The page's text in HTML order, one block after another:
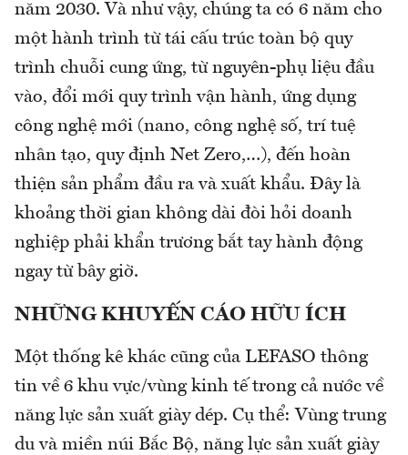
năm 2030. Và như vậy, chúng ta có 6 năm cho
một hành trình từ tái cấu trúc toàn bộ quy
trình chuỗi cung ứng, từ nguyên-phụ liệu đầu
vào, đổi mới quy trình vận hành, ứng dụng
công nghệ mới (nano, công nghệ số, trí tuệ
nhân tạo, quy định Net Zero,…), đến hoàn
thiện sản phẩm đầu ra và xuất khẩu. Đây là
khoảng thời gian không dài đòi hỏi doanh
nghiệp phải khẩn trương bắt tay hành động
ngay từ bây giờ.
NHỮNG KHUYẾN CÁO HỮU ÍCH
Một thống kê khác cũng của LEFASO thông
tin về 6 khu vực/vùng kinh tế trong cả nước về
năng lực sản xuất giày dép. Cụ thể: Vùng trung
du và miền núi Bắc Bộ, năng lực sản xuất giày